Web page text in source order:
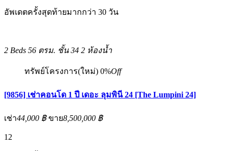
อัพเดตครั้งสุดท้ายมากกว่า 30 วัน
2 Beds 56 ตรม. ชั้น 34 2 ห้องน้ำ
ทรัพย์โครงการ(ใหม่) 0%Off
[9856] เช่าคอนโด 1 ปี เดอะ ลุมพินี 24 [The Lumpini 24]
เช่า44,000 ฿ ขาย8,500,000 ฿
12